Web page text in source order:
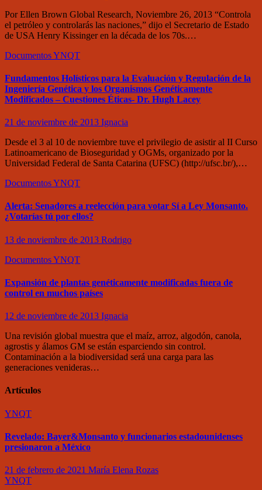
Por Ellen Brown Global Research, Noviembre 26, 2013 “Controla
el petróleo y controlarás las naciones,” dijo el Secretario de Estado
de USA Henry Kissinger en la década de los 70s.…
DocumentosYNQT
Fundamentos Holísticos para la Evaluación y Regulación de la
Ingeniería Genética y los Organismos Genéticamente
Modificados – Cuestiones Éticas- Dr. Hugh Lacey
21 de noviembre de 2013 Ignacia
Desde el 3 al 10 de noviembre tuve el privilegio de asistir al II Curso
Latinoamericano de Bioseguridad y OGMs, organizado por la
Universidad Federal de Santa Catarina (UFSC) (http://ufsc.br/),…
DocumentosYNQT
Alerta: Senadores a reelección para votar Sí a Ley Monsanto.
¿Votarías tú por ellos?
13 de noviembre de 2013 Rodrigo
DocumentosYNQT
Expansión de plantas genéticamente modificadas fuera de
control en muchos países
12 de noviembre de 2013 Ignacia
Una revisión global muestra que el maíz, arroz, algodón, canola,
agrostis y álamos GM se están esparciendo sin control.
Contaminación a la biodiversidad será una carga para las
generaciones venideras…
Artículos
YNQT
Revelado: Bayer&Monsanto y funcionarios estadounidenses
presionaron a México
21 de febrero de 2021 María Elena Rozas
YNQT